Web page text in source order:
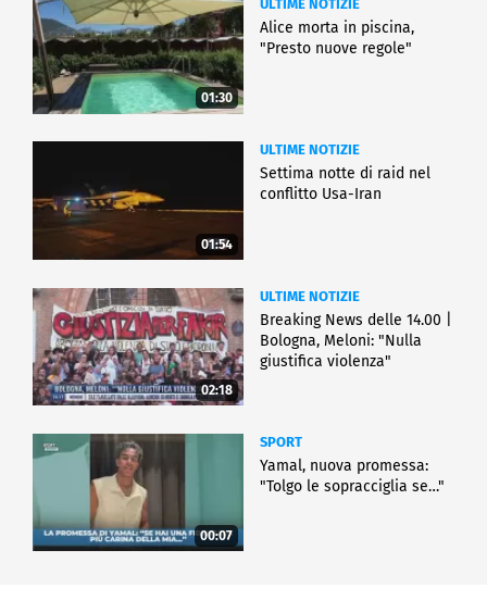
01:30
ULTIME NOTIZIE
Alice morta in piscina,
"Presto nuove regole"
01:54
ULTIME NOTIZIE
Settima notte di raid nel
conflitto Usa-Iran
02:18
ULTIME NOTIZIE
Breaking News delle 14.00 |
Bologna, Meloni: "Nulla
giustifica violenza"
00:07
SPORT
Yamal, nuova promessa:
"Tolgo le sopracciglia se…"